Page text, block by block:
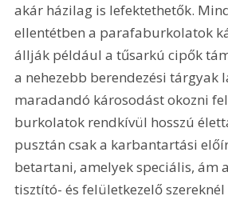
akár házilag is lefektethetők.
ellentétben a parafaburkolatok
állják például a tűsarkú cipők
a nehezebb berendezési tárgyak
maradandó károsodást okozni
burkolatok rendkívül hosszú
pusztán csak a karbantartási
betartani, amelyek speciális, ám
tisztító- és felületkezelő szereknél